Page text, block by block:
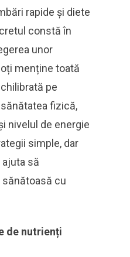
rapide și diete
constă în
unor
menține toată
pe
fizică,
nivelul de energie
simple, dar
să
cu
de nutrienți